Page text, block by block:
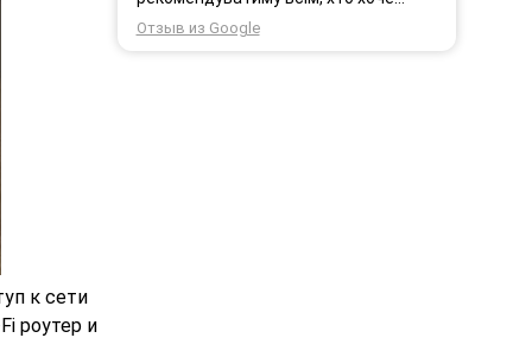
к сети
роутер и
користуватись безпровідним
Отзыв из Google